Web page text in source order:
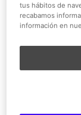
El Parque de
zonas
emociones
tus hábitos de
recabamos
información en